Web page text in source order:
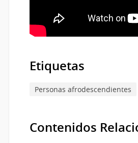
Etiquetas
Personas afrodescendientes
Contenidos